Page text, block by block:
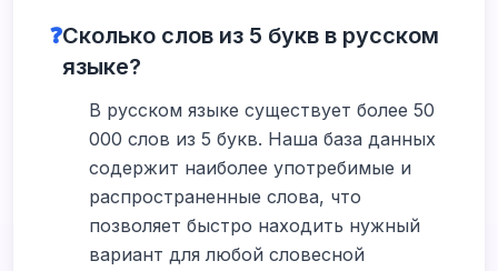
❓Сколько слов из 5 букв в русском
языке?
В русском языке существует более 50
000 слов из 5 букв. Наша база данных
содержит наиболее употребимые и
распространенные слова, что
позволяет быстро находить нужный
вариант для любой словесной